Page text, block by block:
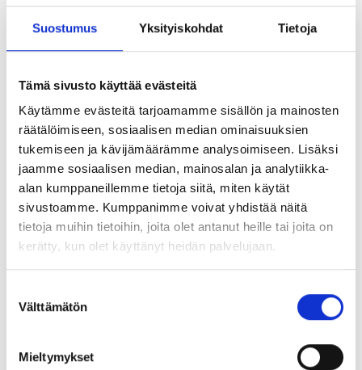
Suostumus Yksityiskohdat Tietoja
Tämä sivusto käyttää evästeitä
Käytämme evästeitä tarjoamamme sisällön ja mainosten
räätälöimiseen, sosiaalisen median ominaisuuksien
tukemiseen ja kävijämäärämme analysoimiseen. Lisäksi
jaamme sosiaalisen median, mainosalan ja analytiikka-
alan kumppaneillemme tietoja siitä, miten käytät
sivustoamme. Kumppanimme voivat yhdistää näitä
tietoja muihin tietoihin, joita olet antanut heille tai joita on
kerätty, kun olet käyttänyt heidän palvelujaan.
valinta
Välttämätön
Mieltymykset
ohittamiseksi kirkastuvat.
Ilmoittaudu Urapalvelut-sivuston kautta
Kouluttajina toimivatHeidi Viljamaa
Heidi on virtuaalivalmennuksen työkalujen ja metodien
kehittämiseen erikoistunut työ- ja organisaatiopsykologi.
Työkaluja Heidi on kehittänyt Oikotien, Monsterin, johdon
konsulttien ja ammattiliittojen kanssa. Heidi on toiminut
jo 20 vuoden ajan yrittäjänä, freelancer verkoston
esimiehenä sekä ura- ja työnhakuvalmentajana.
Matti on mentaalivalmentaja, jonka fokuksena on
työhyvinvointi ja urheilijoiden henkinen valmennus. Matti
vuorovaikutustaitojen koulutuksia ja
valmennusprosesseja yli 20 vuotta. Matti tunnetaan myös
työstään yli 600 huippu-urheilijan, heidän valmentajien ja
perheiden mentaalivalmentajana yli 20 yksilö- ja